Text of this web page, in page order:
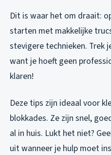
Dit is waar het om draait:
starten met makkelijke
stevigere technieken. Trek
want je hoeft geen
klaren!
Deze tips zijn ideaal voor
blokkades. Ze zijn snel,
al in huis. Lukt het niet?
uit wanneer je hulp moet